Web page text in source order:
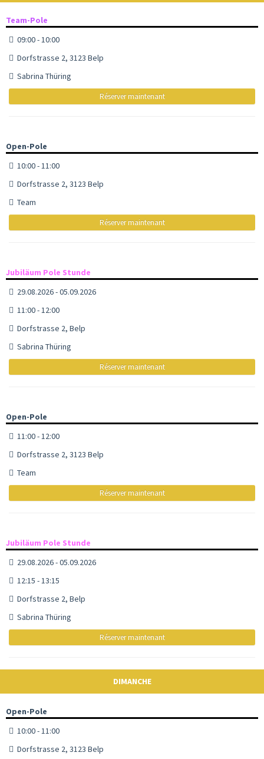
Team-Pole
09:00 - 10:00
Dorfstrasse 2, 3123 Belp
Sabrina Thüring
Réserver maintenant
Open-Pole
10:00 - 11:00
Dorfstrasse 2, 3123 Belp
Team
Réserver maintenant
Jubiläum Pole Stunde
29.08.2026 - 05.09.2026
11:00 - 12:00
Dorfstrasse 2, Belp
Sabrina Thüring
Réserver maintenant
Open-Pole
11:00 - 12:00
Dorfstrasse 2, 3123 Belp
Team
Réserver maintenant
Jubiläum Pole Stunde
29.08.2026 - 05.09.2026
12:15 - 13:15
Dorfstrasse 2, Belp
Sabrina Thüring
Réserver maintenant
DIMANCHE
Open-Pole
10:00 - 11:00
Dorfstrasse 2, 3123 Belp